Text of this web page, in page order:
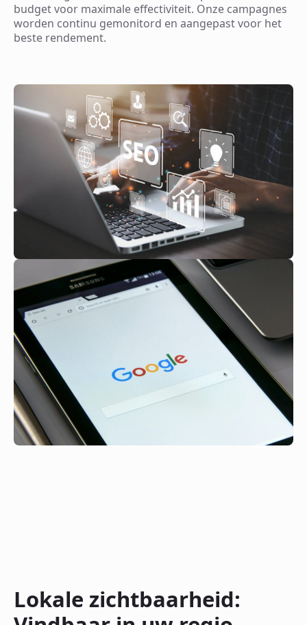
budget voor maximale effectiviteit. Onze campagnes
worden continu gemonitord en aangepast voor het
beste rendement.
Lokale zichtbaarheid: